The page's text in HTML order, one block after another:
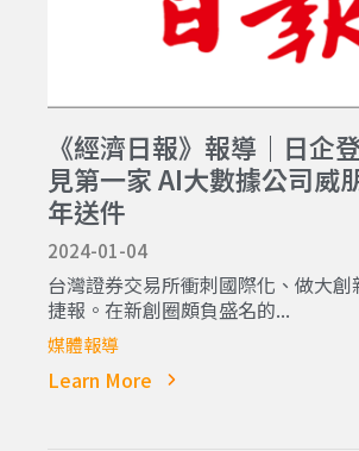
《經濟日報》報導｜日企
見第一家 AI大數據公司威
年送件
2024-01-04
台灣證券交易所衝刺國際化、做大
捷報。在新創圈頗負盛名的...
媒體報導
Learn More